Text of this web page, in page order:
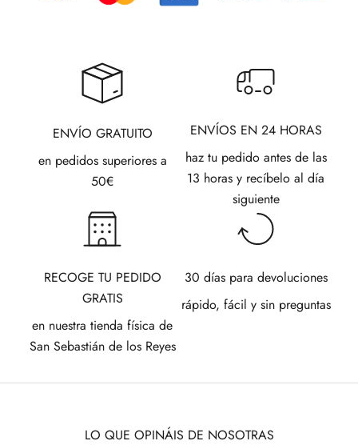
ENVÍO GRATUITO
en pedidos superiores a
50€
ENVÍOS EN 24 HORAS
haz tu pedido antes de las
13 horas y recíbelo al día
siguiente
RECOGE TU PEDIDO
GRATIS
en nuestra tienda física de
San Sebastián de los Reyes
30 días para devoluciones
rápido, fácil y sin preguntas
LO QUE OPINÁIS DE NOSOTRAS